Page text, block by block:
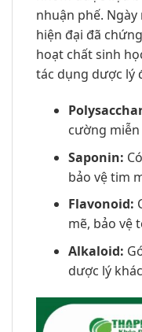
nhuận phế.
hiện đại đã
hoạt chất sinh
tác dụng dược lý
cường
Saponin:
bảo vệ tim
Flavonoid:
mẽ, bảo vệ
Alkaloid:
dược lý